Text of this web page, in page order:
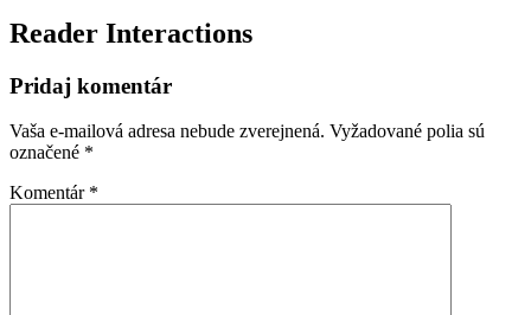
Reader Interactions
Pridaj komentár
Vaša e-mailová adresa nebude zverejnená. Vyžadované polia sú
označené *
Komentár *